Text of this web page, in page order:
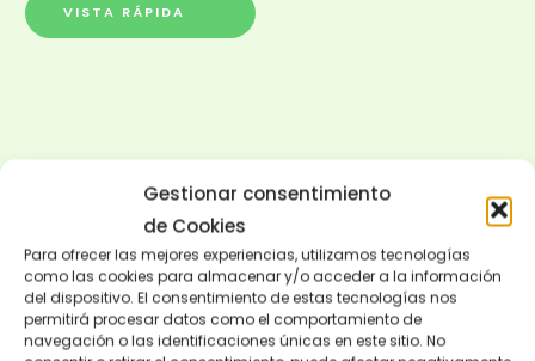
Gestionar consentimiento
de Cookies
Para ofrecer las mejores experiencias, utilizamos tecnologías
como las cookies para almacenar y/o acceder a la información
del dispositivo. El consentimiento de estas tecnologías nos
permitirá procesar datos como el comportamiento de
navegación o las identificaciones únicas en este sitio. No
VISTA RÁPIDA